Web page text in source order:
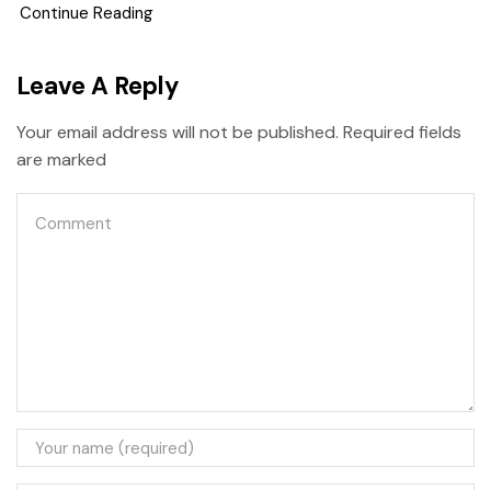
Continue Reading
Leave A Reply
Your email address will not be published. Required fields
are marked